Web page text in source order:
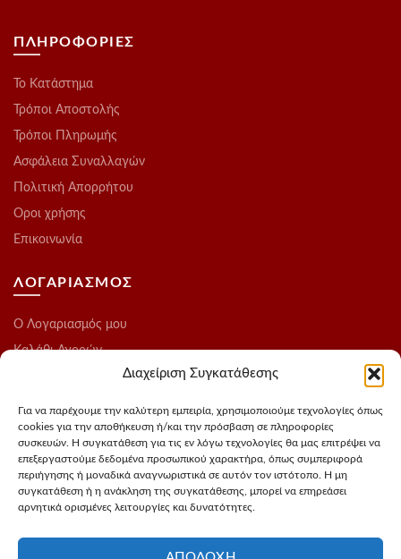
Διαχείριση Συγκατάθεσης
Για να παρέχουμε την καλύτερη εμπειρία, χρησιμοποιούμε τεχνολογίες όπως
cookies για την αποθήκευση ή/και την πρόσβαση σε πληροφορίες
συσκευών. Η συγκατάθεση για τις εν λόγω τεχνολογίες θα μας επιτρέψει να
επεξεργαστούμε δεδομένα προσωπικού χαρακτήρα, όπως συμπεριφορά
περιήγησης ή μοναδικά αναγνωριστικά σε αυτόν τον ιστότοπο. Η μη
συγκατάθεση ή η ανάκληση της συγκατάθεσης, μπορεί να επηρεάσει
αρνητικά ορισμένες λειτουργίες και δυνατότητες.
ΠΛΗΡΟΦΟΡΙΕΣ
Το Kατάστημα
Τρόποι Αποστολής
Τρόποι Πληρωμής
Ασφάλεια Συναλλαγών
Πολιτική Απορρήτου
Οροι χρήσης
Επικοινωνία
ΛΟΓΑΡΙΑΣΜΟΣ
O Λογαριασμός μου
Καλάθι Αγορών
Ολοκλήρωση Παραγγελίας
Blog
ΑΚΟΛΟΥΘΗΣΤΕ ΜΑΣ
Instagram
FaceBook